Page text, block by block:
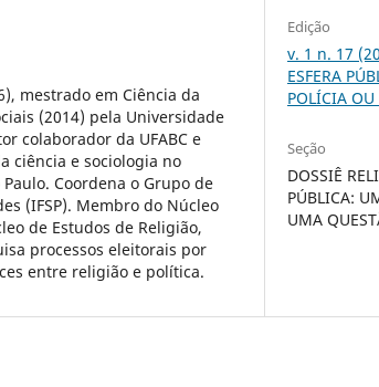
mestrado em Ciência da
(2014) pela Universidade
colaborador da UFABC e
ciência e sociologia no
Coordena o Grupo de
(IFSP). Membro do Núcleo
de Estudos de Religião,
processos eleitorais por
entre religião e política.
Edição
v. 1 n. 17
ESFERA
POLÍCIA
Seção
DOSSIÊ
PÚBLICA:
UMA